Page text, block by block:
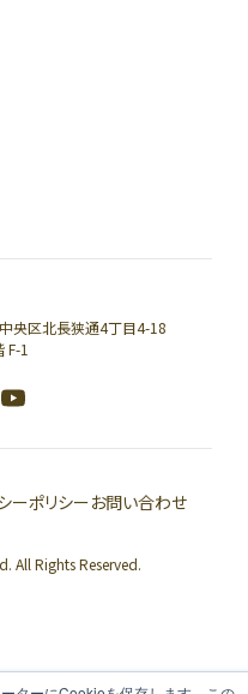
央区北長狭通4丁目4-18
F-1
ーポリシーお問い合わせ
All Rights Reserved.